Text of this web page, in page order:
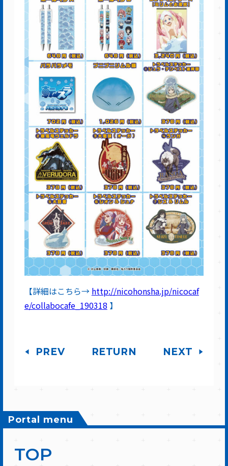
【詳細はこちら→ http://nicohonsha.jp/nicocaf
e/collabocafe_190318 】
PREV RETURN NEXT
Portal menu
TOP